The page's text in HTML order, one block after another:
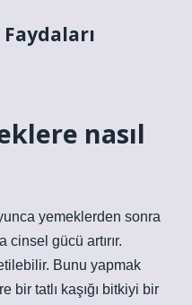
nasıl
yemeklerden sonra
cinsel gücü artırır.
Bunu yapmak
bir tatlı kaşığı bitkiyi bir